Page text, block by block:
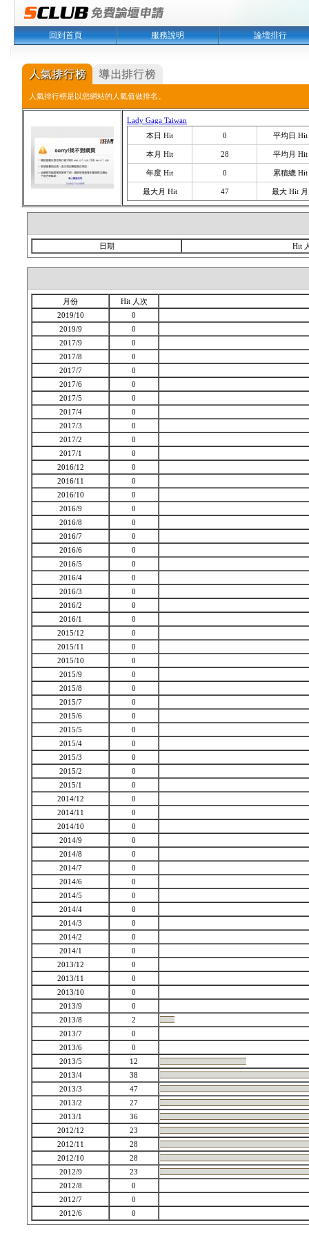
回到首頁 服務說明 論壇排行
人氣排行榜是以您網站的人氣值做排名。
Lady Gaga Taiwan
本日 Hit
0 平均日 Hit
本月 Hit 28 平均月 Hit
年度 Hit 0 累積總 Hit
最大月 Hit 47 最大 Hit 月
日期 Hit
月份
Hit 人次
2019/10
0
2019/9
0
2017/9
0
2017/8
0
2017/7
0
2017/6
0
2017/5
0
2017/4
0
2017/3
0
2017/2
0
2017/1
0
2016/12
0
2016/11
0
2016/10
0
2016/9
0
2016/8
0
2016/7
0
2016/6
0
2016/5
0
2016/4
0
2016/3
0
2016/2
0
2016/1
0
2015/12
0
2015/11
0
2015/10
0
2015/9
0
2015/8
0
2015/7
0
2015/6
0
2015/5
0
2015/4
0
2015/3
0
2015/2
0
2015/1
0
2014/12
0
2014/11
0
2014/10
0
2014/9
0
2014/8
0
2014/7
0
2014/6
0
2014/5
0
2014/4
0
2014/3
0
2014/2
0
2014/1
0
2013/12
0
2013/11
0
2013/10
0
2013/9
0
2013/8
2
2013/7
0
2013/6
0
2013/5
12
2013/4
38
2013/3
47
2013/2
27
2013/1
36
2012/12
23
2012/11
28
2012/10
28
2012/9
23
2012/8
0
2012/7
0
2012/6
0